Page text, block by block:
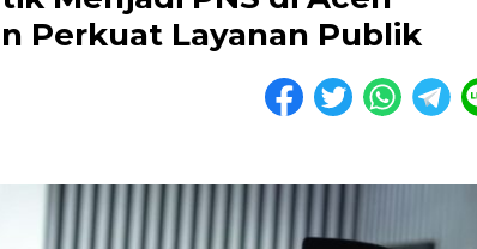
Perkuat Layanan Publik